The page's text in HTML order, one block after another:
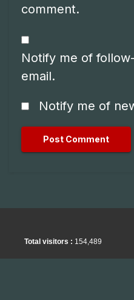
comment.
Notify me of
email.
Notify me of
Total visitors : 154,489